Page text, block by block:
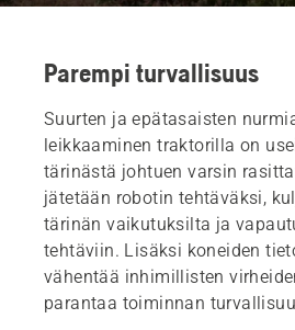
Parempi turvallisuus
Suurten ja epätasaisten
leikkaaminen traktorilla on
tärinästä johtuen varsin
jätetään robotin tehtäväksi,
tärinän vaikutuksilta ja
tehtäviin. Lisäksi koneiden
vähentää inhimillisten
parantaa toiminnan